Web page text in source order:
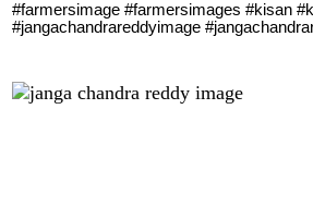
#farmersimage #farmersimages #kisan
#jangachandrareddyimage